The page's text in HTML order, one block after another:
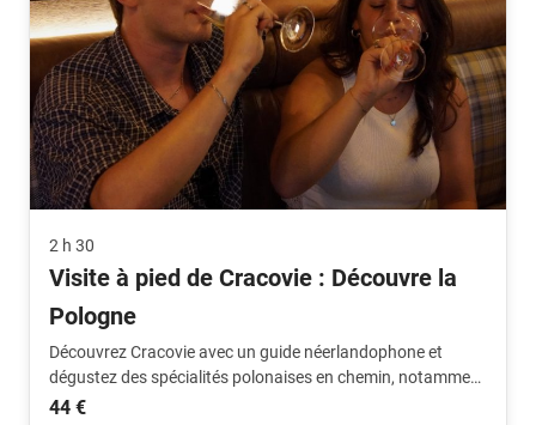
2 h 30
Visite à pied de Cracovie : Découvre la
Pologne
Découvrez Cracovie avec un guide néerlandophone et
dégustez des spécialités polonaises en chemin, notamment
des pierogi, de la vodka, de la bière artisanale et du vin
44 €